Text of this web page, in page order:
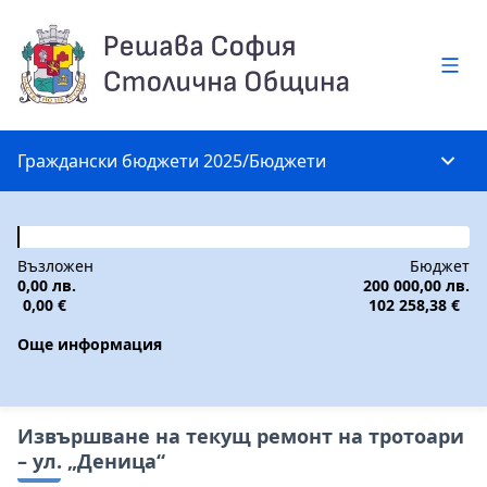
Граждански бюджети 2025/Бюджети
Възложен
0,00 лв.
0,00 €
Бюджет
200 000,00 лв.
102 258,38 €
Още информация
Извършване на текущ ремонт на тротоари
– ул. „Деница“